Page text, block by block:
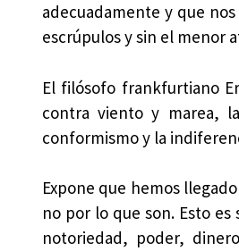
adecuadamente y que
escrúpulos y sin el menor
El filósofo frankfurtiano
contra viento y marea,
conformismo y la
Expone que hemos
no por lo que son. Esto
notoriedad, poder,